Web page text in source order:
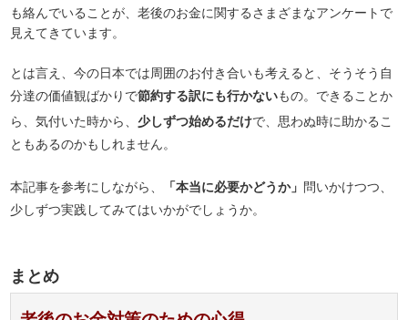
も絡んでいることが、老後のお金に関するさまざまなアンケートで
見えてきています。
とは言え、今の日本では周囲のお付き合いも考えると、そうそう自
分達の価値観ばかりで節約する訳にも行かないもの。できることか
ら、気付いた時から、 少しずつ始めるだけで、思わぬ時に助かるこ
ともあるのかもしれません。
本記事を参考にしながら、 「本当に必要かどうか」 問いかけつつ、
少しずつ実践してみてはいかがでしょうか。
まとめ